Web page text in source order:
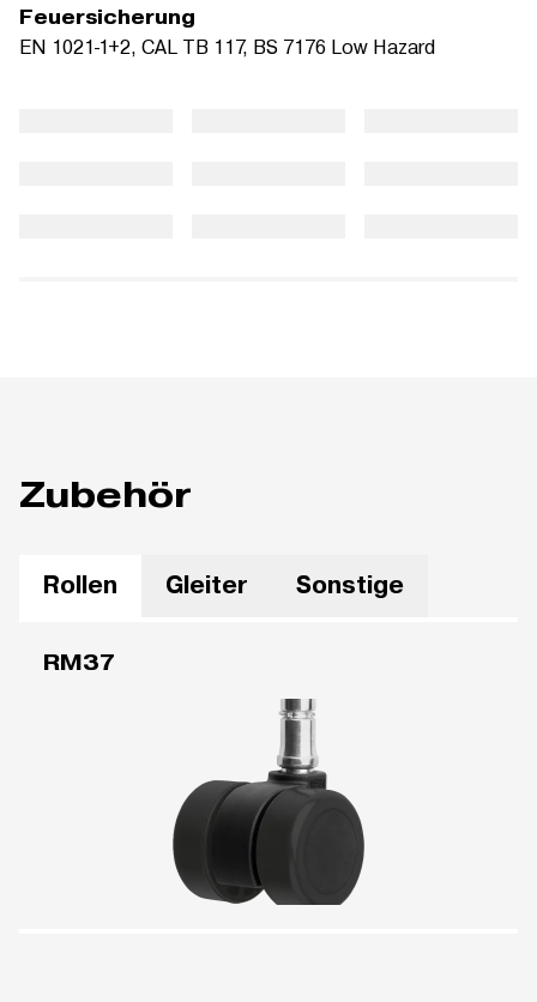
Feuersicherung
EN 1021-1+2, CAL TB 117, BS 7176 Low Hazard
Zubehör
Rollen Gleiter Sonstige
RM37